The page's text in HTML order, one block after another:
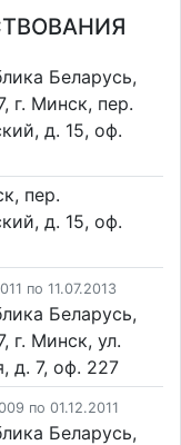
Беларусь,
г. Минск, пер.
д. 15, оф.
пер.
д. 15, оф.
по 11.07.2013
Беларусь,
г. Минск, ул.
д. 7, оф. 227
по 01.12.2011
Беларусь,